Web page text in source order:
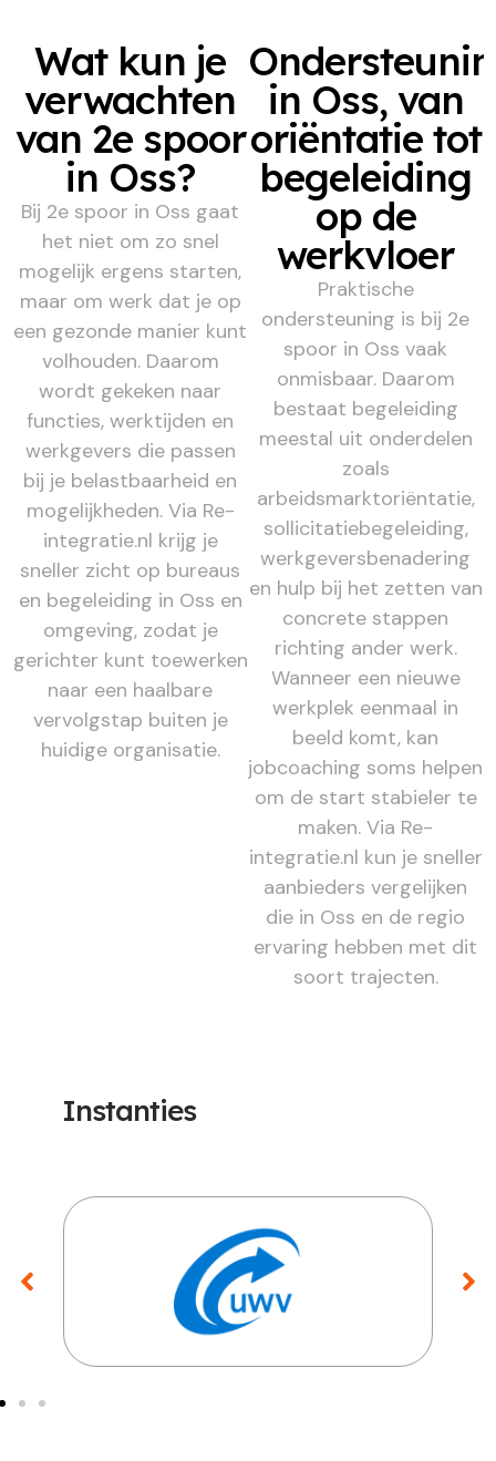
Wat kun je
verwachten
van 2e spoor
in Oss?
Bij 2e spoor in Oss gaat
het niet om zo snel
mogelijk ergens starten,
maar om werk dat je op
een gezonde manier kunt
volhouden. Daarom
wordt gekeken naar
functies, werktijden en
werkgevers die passen
bij je belastbaarheid en
mogelijkheden. Via Re-
integratie.nl krijg je
sneller zicht op bureaus
en begeleiding in Oss en
omgeving, zodat je
gerichter kunt toewerken
naar een haalbare
vervolgstap buiten je
huidige organisatie.
in Oss, van
oriëntatie tot
begeleiding
op de
werkvloer
Praktische
ondersteuning is bij 2e
spoor in Oss vaak
onmisbaar. Daarom
bestaat begeleiding
meestal uit onderdelen
zoals
arbeidsmarktoriëntatie,
sollicitatiebegeleiding,
werkgeversbenadering
en hulp bij het zetten van
concrete stappen
richting ander werk.
Wanneer een nieuwe
werkplek eenmaal in
beeld komt, kan
jobcoaching soms helpen
om de start stabieler te
maken. Via Re-
integratie.nl kun je sneller
aanbieders vergelijken
die in Oss en de regio
ervaring hebben met dit
soort trajecten.
Instanties